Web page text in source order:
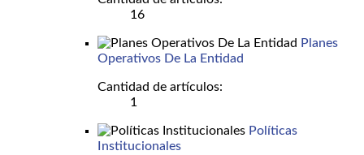
16
Planes
Operativos De La Entidad
Cantidad de artículos:
1
Políticas
Institucionales